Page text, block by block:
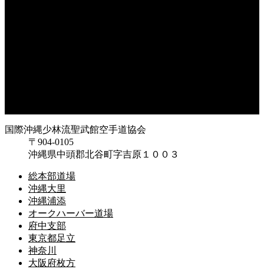
国際沖縄少林流聖武館空手道協会
〒904-0105
沖縄県中頭郡北谷町字吉原１００３
総本部道場
沖縄大里
沖縄浦添
オークハーバー道場
府中支部
東京都足立
神奈川
大阪府枚方